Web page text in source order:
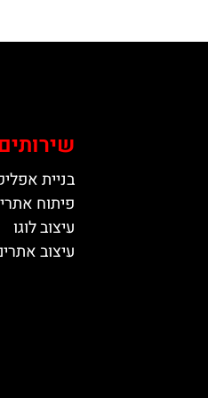
שירותים
בניית
פיתוח
עיצוב לוגו
עיצוב